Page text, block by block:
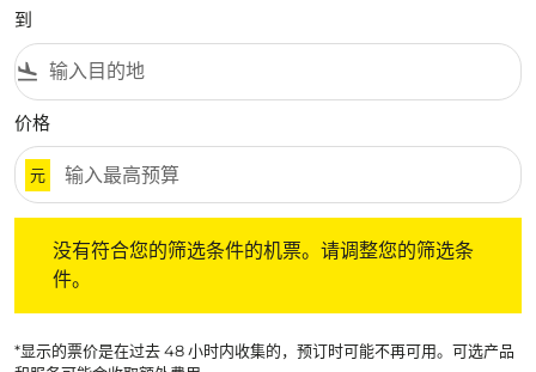
到
flight_land
价格
元
没有符合您的筛选条件的机票。请调整您的筛选条
件。
*显示的票价是在过去 48 小时内收集的，预订时可能不再可用。可选产品